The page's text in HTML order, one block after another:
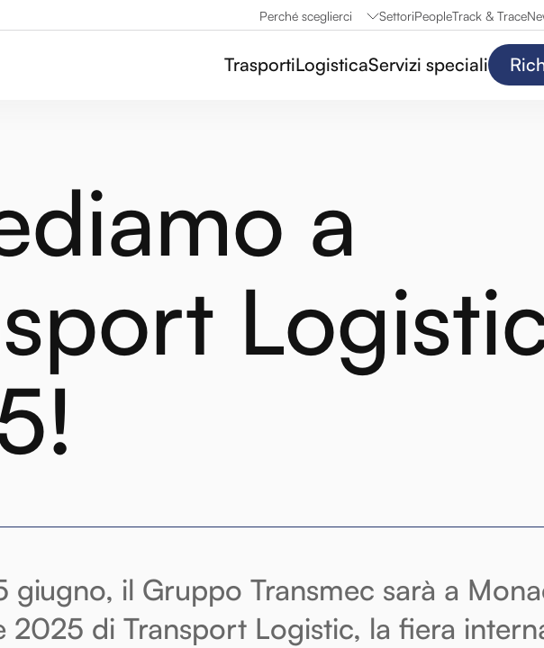
Perché sceglierci SettoriPeopleTrack & Trace
TrasportiLogisticaServizi speciali
a
giugno, il Gruppo Transmec sarà a
2025 di Transport Logistic, la fiera